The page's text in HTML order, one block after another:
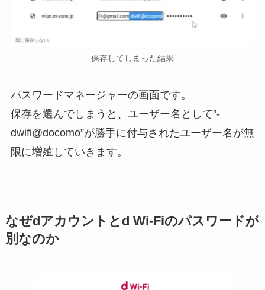
保存してしまった結果
パスワードマネージャーの画面です。
保存を選んでしまうと、ユーザー名として”-
dwifi@docomo”が勝手に付与されたユーザー名が無
限に増殖していきます。
なぜdアカウントとd Wi-Fiのパスワードが
別なのか